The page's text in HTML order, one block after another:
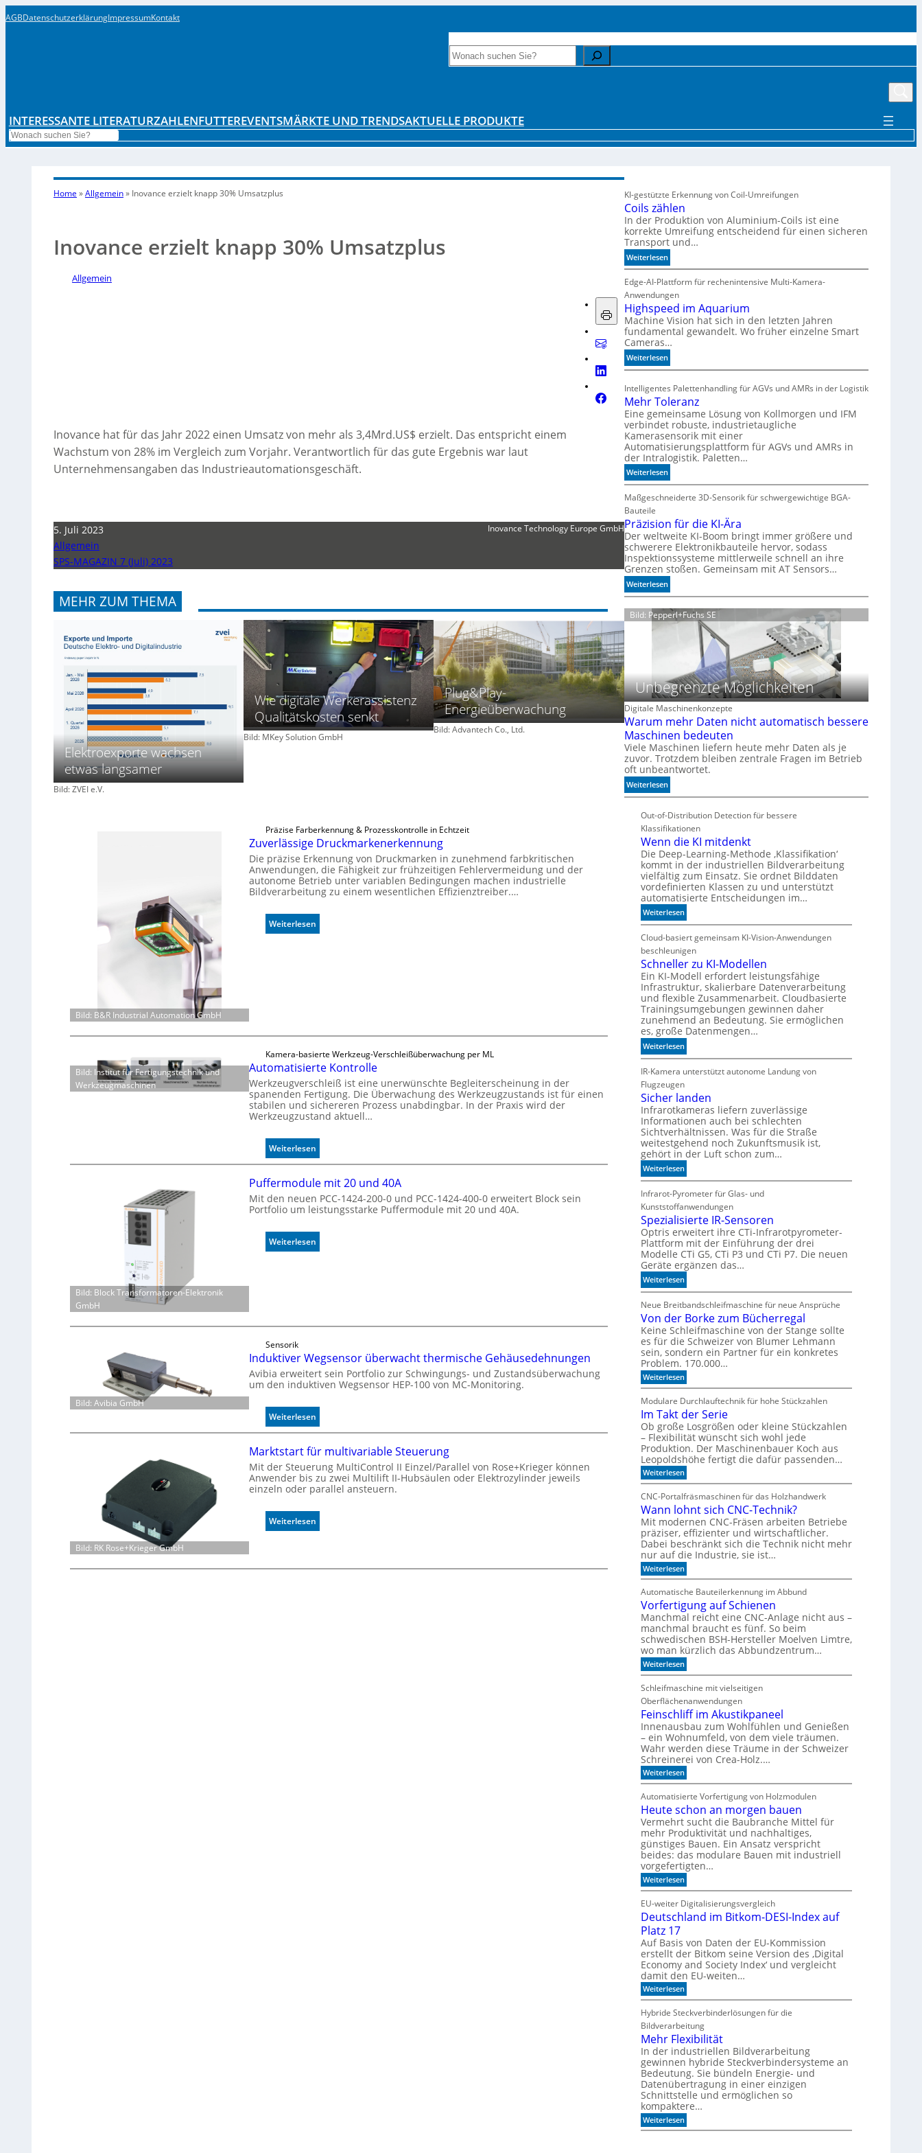
AGBDatenschutzerklärungImpressumKontakt
Search
INTERESSANTE LITERATURZAHLENFUTTEREVENTSMÄRKTE UND TRENDSAKTUELLE PRODUKTE
Search
Home »Allgemein» Inovance erzielt knapp 30% Umsatzplus
Inovance erzielt knapp 30% Umsatzplus
Allgemein
Inovance hat für das Jahr 2022 einen Umsatz von mehr als 3,4Mrd.US$ erzielt. Das entspricht einem
Wachstum von 28% im Vergleich zum Vorjahr. Verantwortlich für das gute Ergebnis war laut
Unternehmensangaben das Industrieautomationsgeschäft.
5. Juli 2023
Allgemein
SPS-MAGAZIN 7 (Juli) 2023
Inovance Technology Europe GmbH
MEHR ZUM THEMA
Elektroexporte wachsen
etwas langsamer
Bild: ZVEI e.V.
Wie digitale Werkerassistenz
Qualitätskosten senkt
Bild: MKey Solution GmbH
Plug&Play-
Energieüberwachung
Bild: Advantech Co., Ltd.
Bild: B&R Industrial Automation GmbH
Präzise Farberkennung & Prozesskontrolle in Echtzeit
Zuverlässige Druckmarkenerkennung
Die präzise Erkennung von Druckmarken in zunehmend farbkritischen
Anwendungen, die Fähigkeit zur frühzeitigen Fehlervermeidung und der
autonome Betrieb unter variablen Bedingungen machen industrielle
Bildverarbeitung zu einem wesentlichen Effizienztreiber.…
Weiterlesen
Z
s
i
g
e
D
r
u
m
r
k
e
r
n
Bild: Institut für Fertigungstechnik und
Werkzeugmaschinen
Kamera-basierte Werkzeug-Verschleißüberwachung per ML
Automatisierte Kontrolle
Werkzeugverschleiß ist eine unerwünschte Begleiterscheinung in der
spanenden Fertigung. Die Überwachung des Werkzeugzustands ist für einen
stabilen und sichereren Prozess unabdingbar. In der Praxis wird der
Werkzeugzustand aktuell…
Weiterlesen
A
t
o
m
i
e
o
n
t
o
l
e
Bild: Block Transformatoren-Elektronik
GmbH
Puffermodule mit 20 und 40A
Mit den neuen PCC-1424-200-0 und PCC-1424-400-0 erweitert Block sein
Portfolio um leistungsstarke Puffermodule mit 20 und 40A.
Weiterlesen
P
d
u
l
m
t
2
0
u
n
4
Bild: Avibia GmbH
Sensorik
Induktiver Wegsensor überwacht thermische Gehäusedehnungen
Avibia erweitert sein Portfolio zur Schwingungs- und Zustandsüberwachung
um den induktiven Wegsensor HEP-100 von MC-Monitoring.
Weiterlesen
I
d
u
k
t
e
e
Bild: RK Rose+Krieger GmbH
Marktstart für multivariable Steuerung
Mit der Steuerung MultiControl II Einzel/Parallel von Rose+Krieger können
Anwender bis zu zwei Multilift II-Hubsäulen oder Elektrozylinder jeweils
einzeln oder parallel ansteuern.
Weiterlesen
M
k
KI-gestützte Erkennung von Coil-Umreifungen
Coils zählen
In der Produktion von Aluminium-Coils ist eine
korrekte Umreifung entscheidend für einen sicheren
Transport und…
Weiterlesen:
C
o
i
l
s
z
ä
h
l
n
Edge-AI-Plattform für rechenintensive Multi-Kamera-
Anwendungen
Highspeed im Aquarium
Machine Vision hat sich in den letzten Jahren
fundamental gewandelt. Wo früher einzelne Smart
Cameras…
Weiterlesen:
H
g
h
s
p
e
e
i
m
u
a
r
i
u
m
Intelligentes Palettenhandling für AGVs und AMRs in der Logistik
Mehr Toleranz
Eine gemeinsame Lösung von Kollmorgen und IFM
verbindet robuste, industrietaugliche
Kamerasensorik mit einer
Automatisierungsplattform für AGVs und AMRs in
der Intralogistik. Paletten…
Weiterlesen:
M
e
r
T
o
l
e
r
a
n
z
Maßgeschneiderte 3D-Sensorik für schwergewichtige BGA-
Bauteile
Präzision für die KI-Ära
Der weltweite KI-Boom bringt immer größere und
schwerere Elektronikbauteile hervor, sodass
Inspektionssysteme mittlerweile schnell an ihre
Grenzen stoßen. Gemeinsam mit AT Sensors…
Weiterlesen:
P
r
ä
o
n
f
ü
r
d
i
e
I
Ä
r
a
Bild: Pepperl+Fuchs SE
Unbegrenzte Möglichkeiten
Digitale Maschinenkonzepte
Warum mehr Daten nicht automatisch bessere
Maschinen bedeuten
Viele Maschinen liefern heute mehr Daten als je
zuvor. Trotzdem bleiben zentrale Fragen im Betrieb
oft unbeantwortet.
Weiterlesen:
W
r
u
m
m
e
h
r
D
a
n
n
c
h
t
a
u
t
a
t
i
s
c
h
b
e
s
s
e
r
e
M
a
s
c
h
i
n
e
n
b
e
d
e
u
t
e
n
Out-of-Distribution Detection für bessere
Klassifikationen
Wenn die KI mitdenkt
Die Deep-Learning-Methode ‚Klassifikation‘
kommt in der industriellen Bildverarbeitung
vielfältig zum Einsatz. Sie ordnet Bilddaten
vordefinierten Klassen zu und unterstützt
automatisierte Entscheidungen im…
Weiterlesen:
W
e
n
n
d
i
e
K
I
m
i
t
d
e
n
k
t
Cloud-basiert gemeinsam KI-Vision-Anwendungen
beschleunigen
Schneller zu KI-Modellen
Ein KI-Modell erfordert leistungsfähige
Infrastruktur, skalierbare Datenverarbeitung
und flexible Zusammenarbeit. Cloudbasierte
Trainingsumgebungen gewinnen daher
zunehmend an Bedeutung. Sie ermöglichen
es, große Datenmengen…
Weiterlesen:
S
c
h
n
e
l
l
e
r
z
u
K
I
-
M
o
d
e
l
l
e
n
IR-Kamera unterstützt autonome Landung von
Flugzeugen
Sicher landen
Infrarotkameras liefern zuverlässige
Informationen auch bei schlechten
Sichtverhältnissen. Was für die Straße
weitestgehend noch Zukunftsmusik ist,
gehört in der Luft schon zum…
Weiterlesen:
S
i
c
h
e
r
l
a
n
d
e
n
Infrarot-Pyrometer für Glas- und
Kunststoffanwendungen
Spezialisierte IR-Sensoren
Optris erweitert ihre CTi-Infrarotpyrometer-
Plattform mit der Einführung der drei
Modelle CTi G5, CTi P3 und CTi P7. Die neuen
Geräte ergänzen das…
Weiterlesen:
S
p
e
z
i
a
l
i
s
i
e
t
e
I
R
S
e
n
s
o
r
e
n
Neue Breitbandschleifmaschine für neue Ansprüche
Von der Borke zum Bücherregal
Keine Schleifmaschine von der Stange sollte
es für die Schweizer von Blumer Lehmann
sein, sondern ein Partner für ein konkretes
Problem. 170.000…
Weiterlesen:
V
n
d
e
r
B
o
r
k
e
z
u
m
B
ü
c
h
e
r
r
e
g
a
l
Modulare Durchlauftechnik für hohe Stückzahlen
Im Takt der Serie
Ob große Losgrößen oder kleine Stückzahlen
– Flexibilität wünscht sich wohl jede
Produktion. Der Maschinenbauer Koch aus
Leopoldshöhe fertigt die dafür passenden…
Weiterlesen:
I
m
T
a
k
t
d
e
r
S
e
r
i
e
CNC-Portalfräsmaschinen für das Holzhandwerk
Wann lohnt sich CNC-Technik?
Mit modernen CNC-Fräsen arbeiten Betriebe
präziser, effizienter und wirtschaftlicher.
Dabei beschränkt sich die Technik nicht mehr
nur auf die Industrie, sie ist…
Weiterlesen:
W
a
n
n
l
o
h
n
t
s
i
h
C
N
C
-
T
e
c
h
n
k
?
Automatische Bauteilerkennung im Abbund
Vorfertigung auf Schienen
Manchmal reicht eine CNC-Anlage nicht aus –
manchmal braucht es fünf. So beim
schwedischen BSH-Hersteller Moelven Limtre,
wo man kürzlich das Abbundzentrum…
Weiterlesen:
V
o
r
f
e
r
t
i
g
u
n
g
u
f
S
c
h
i
e
n
e
n
Schleifmaschine mit vielseitigen
Oberflächenanwendungen
Feinschliff im Akustikpaneel
Innenausbau zum Wohlfühlen und Genießen
– ein Wohnumfeld, von dem viele träumen.
Wahr werden diese Träume in der Schweizer
Schreinerei von Crea-Holz.…
Weiterlesen:
F
i
n
s
c
h
l
i
f
f
i
A
k
t
i
k
p
a
n
e
e
Automatisierte Vorfertigung von Holzmodulen
Heute schon an morgen bauen
Vermehrt sucht die Baubranche Mittel für
mehr Produktivität und nachhaltiges,
günstiges Bauen. Ein Ansatz verspricht
beides: das modulare Bauen mit industriell
vorgefertigten…
Weiterlesen:
H
u
c
h
o
n
a
n
m
o
r
e
n
b
a
u
e
n
EU-weiter Digitalisierungsvergleich
Deutschland im Bitkom-DESI-Index auf
Platz 17
Auf Basis von Daten der EU-Kommission
erstellt der Bitkom seine Version des ‚Digital
Economy and Society Index‘ und vergleicht
damit den EU-weiten…
Weiterlesen:
D
u
t
s
c
h
l
a
n
d
i
m
B
i
Hybride Steckverbinderlösungen für die
Bildverarbeitung
Mehr Flexibilität
In der industriellen Bildverarbeitung
gewinnen hybride Steckverbindersysteme an
Bedeutung. Sie bündeln Energie- und
Datenübertragung in einer einzigen
Schnittstelle und ermöglichen so
kompaktere…
Weiterlesen:
M